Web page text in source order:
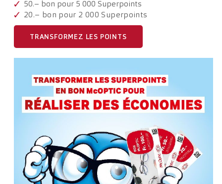
50.– bon pour 5 000 Superpoints
20.– bon pour 2 000 Superpoints
TRANSFORMEZ LES POINTS